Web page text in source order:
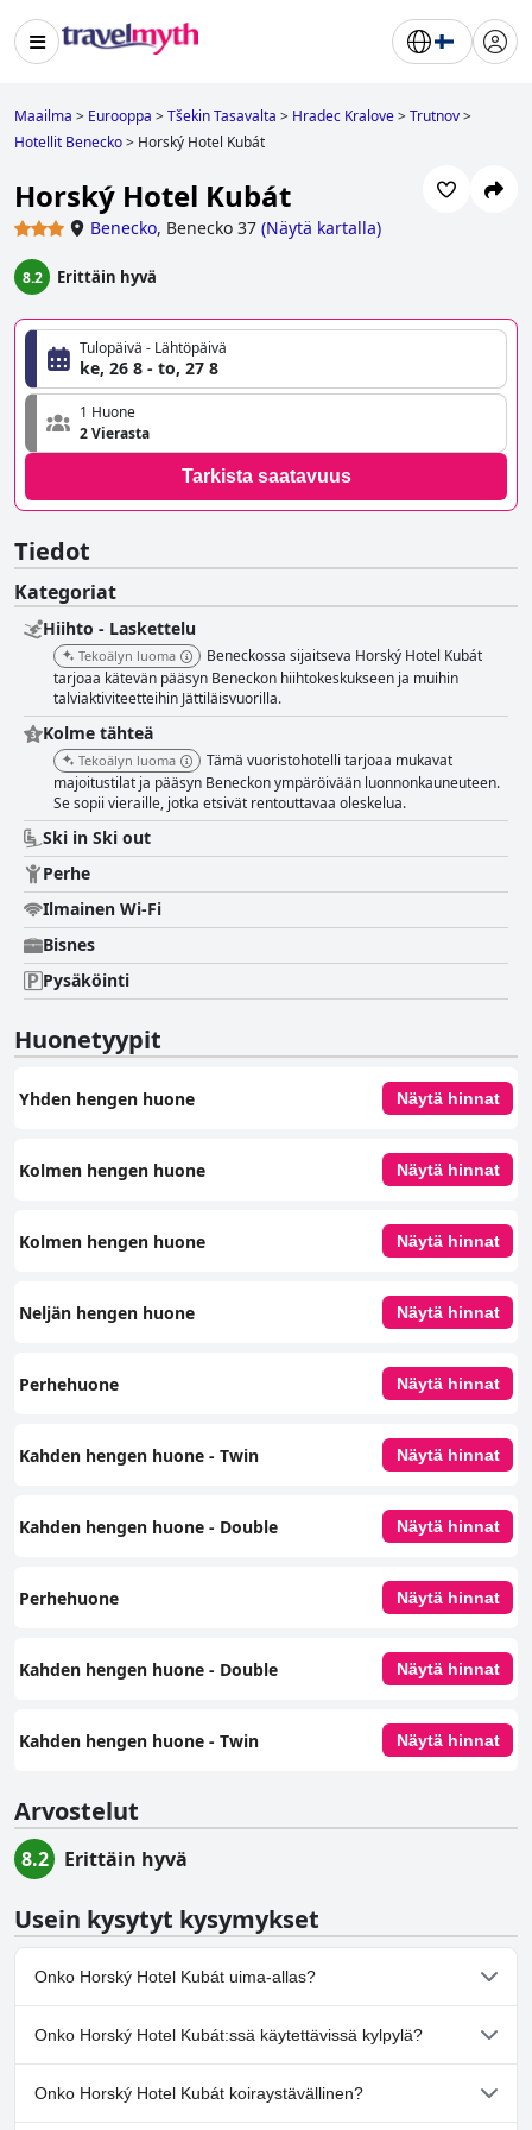
Maailma > Eurooppa >Tšekin Tasavalta > Hradec Kralove>Trutnov>
Hotellit Benecko> Horský Hotel Kubát
Horský Hotel Kubát
Benecko, Benecko 37 (Näytä kartalla)
8.2 Erittäin hyvä
Tulopäivä - Lähtöpäivä
ke, 26 8 - to, 27 8
1 Huone
2 Vierasta
Tarkista saatavuus
Tiedot
Kategoriat
Hiihto - Laskettelu
Tekoälyn luoma
Beneckossa sijaitseva Horský Hotel Kubát
tarjoaa kätevän pääsyn Beneckon hiihtokeskukseen ja muihin
talviaktiviteetteihin Jättiläisvuorilla.
Kolme tähteä
Tekoälyn luoma
Tämä vuoristohotelli tarjoaa mukavat
majoitustilat ja pääsyn Beneckon ympäröivään luonnonkauneuteen.
Se sopii vieraille, jotka etsivät rentouttavaa oleskelua.
Ski in Ski out
Perhe
Ilmainen Wi-Fi
Bisnes
Pysäköinti
Huonetyypit
Yhden hengen huone Näytä hinnat
Kolmen hengen huone Näytä hinnat
Kolmen hengen huone Näytä hinnat
Neljän hengen huone Näytä hinnat
Perhehuone Näytä hinnat
Kahden hengen huone - Twin Näytä hinnat
Kahden hengen huone - Double Näytä hinnat
Perhehuone Näytä hinnat
Kahden hengen huone - Double Näytä hinnat
Kahden hengen huone - Twin Näytä hinnat
Arvostelut
8.2 Erittäin hyvä
Usein kysytyt kysymykset
Onko Horský Hotel Kubát uima-allas?
Ei, Horský Hotel Kubát ei ole uima-allasta.
Onko Horský Hotel Kubát:ssä käytettävissä kylpylä?
Ei, Horský Hotel Kubát ei tarjoa kylpylää.
Onko Horský Hotel Kubát koiraystävällinen?